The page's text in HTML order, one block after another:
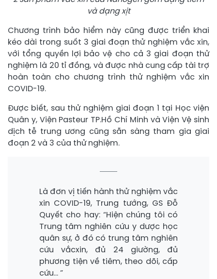
và dạng xịt
Chương trình bảo hiểm này cũng được triển khai
kéo dài trong suốt 3 giai đoạn thử nghiệm vắc xin,
với tổng quyền lợi bảo vệ cho cả 3 giai đoạn thử
nghiệm là 20 tỉ đồng, và được nhà cung cấp tài trợ
hoàn toàn cho chương trình thử nghiệm vắc xin
COVID-19.
Được biết, sau thử nghiệm giai đoạn 1 tại Học viện
Quân y, Viện Pasteur TP.Hồ Chí Minh và Viện Vệ sinh
dịch tễ trung ương cũng sẵn sàng tham gia giai
đoạn 2 và 3 của thử nghiệm.
Là đơn vị tiến hành thử nghiệm vắc
xin COVID-19, Trung tướng, GS Đỗ
Quyết cho hay: “Hiện chúng tôi có
Trung tâm nghiên cứu y dược học
quân sự, ở đó có trung tâm nghiên
cứu vắcxin, đủ 24 giường, đủ
phương tiện về tiêm, theo dõi, cấp
cứu… ”